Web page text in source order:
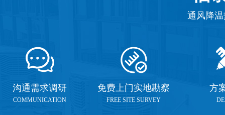
通风降
沟通需求调研
COMMUNICATION
免费上门实地勘察
FREE SITE SURVEY
方